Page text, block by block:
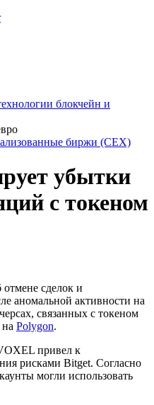
блокчейн и
биржи (CEX)
убытки
с токеном
отмене сделок и
аномальной активности на
связанных с токеном
Polygon.
привел к
рисками Bitget. Согласно
могли использовать